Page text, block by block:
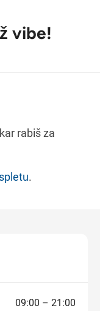
vibe!
rabiš za
spletu.
09:00 – 21:00